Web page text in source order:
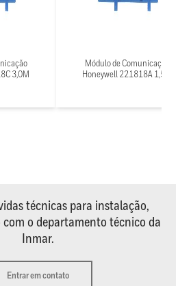
3,0M
Módulo de Comunicação
Honeywell 221818A 1,5M
técnicas para instalação,
o departamento técnico da
Inmar.
Entrar em contato